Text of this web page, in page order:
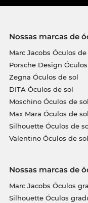
Nossas marcas de
Marc Jacobs Óculos de
Porsche Design
Zegna Óculos de sol
DITA Óculos de sol
Moschino Óculos de sol
Max Mara Óculos de sol
Silhouette Óculos de
Valentino Óculos de sol
Nossas marcas de
Marc Jacobs Óculos
Silhouette Óculos